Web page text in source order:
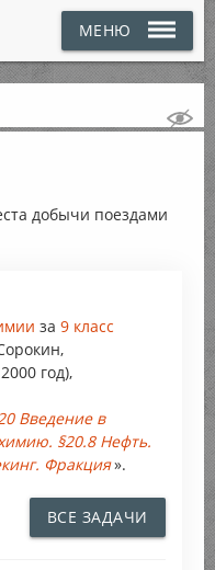
МЕНЮ
добычи поездами
за 9 класс
год),
Введение в
§20.8 Нефть.
Фракция».
ВСЕ ЗАДАЧИ